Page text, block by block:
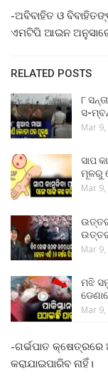
-ଅବିବାହିତ ଓ
ଏମଟିପି ଆଇନ ଅନୁସାରେ
RELATED POSTS
୮
ସ-
Mar
ସାପ
ମୂଳରୁ
Mar
Mar
ମଝି
Mar
-ଗର୍ଭପାତ
କରାଯାଇପାରିବ ନାହିଁ।